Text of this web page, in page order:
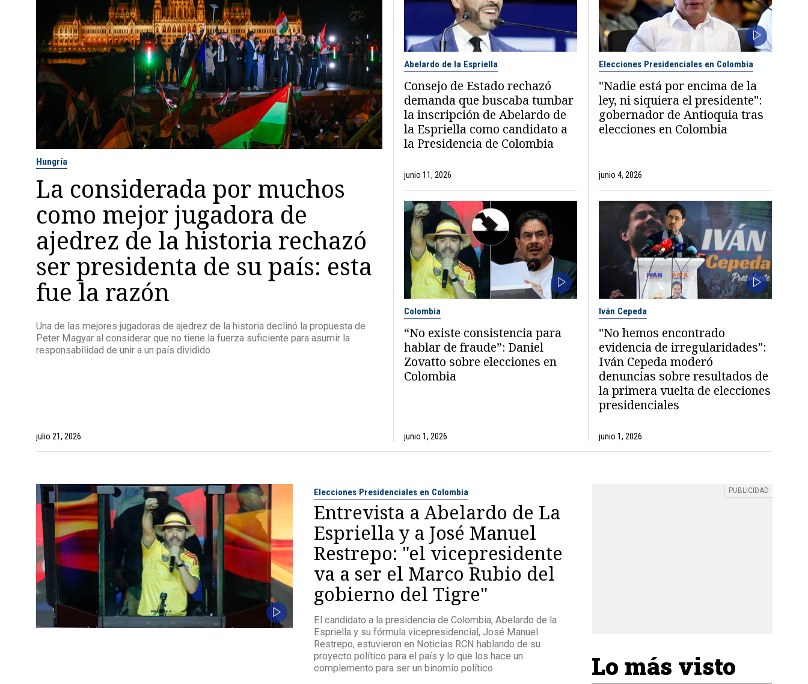
Hungría
La considerada por muchos
como mejor jugadora de
ajedrez de la historia rechazó
ser presidenta de su país: esta
fue la razón
Una de las mejores jugadoras de ajedrez de la historia declinó la propuesta de
Peter Magyar al considerar que no tiene la fuerza suficiente para asumir la
responsabilidad de unir a un país dividido.
julio 21, 2026
Abelardo de la Espriella
Consejo de Estado rechazó
demanda que buscaba tumbar
la inscripción de Abelardo de
la Espriella como candidato a
la Presidencia de Colombia
junio 11, 2026
Elecciones Presidenciales en Colombia
"Nadie está por encima de la
ley, ni siquiera el presidente":
gobernador de Antioquia tras
elecciones en Colombia
junio 4, 2026
Colombia
“No existe consistencia para
hablar de fraude”: Daniel
Zovatto sobre elecciones en
Colombia
junio 1, 2026
Iván Cepeda
"No hemos encontrado
evidencia de irregularidades":
Iván Cepeda moderó
denuncias sobre resultados de
la primera vuelta de elecciones
presidenciales
junio 1, 2026
Elecciones Presidenciales en Colombia
Entrevista a Abelardo de La
Espriella y a José Manuel
Restrepo: "el vicepresidente
va a ser el Marco Rubio del
gobierno del Tigre"
El candidato a la presidencia de Colombia, Abelardo de la
Espriella y su fórmula vicepresidencial, José Manuel
Restrepo, estuvieron en Noticias RCN hablando de su
proyecto político para el país y lo que los hace un
complemento para ser un binomio político.
Lo más visto